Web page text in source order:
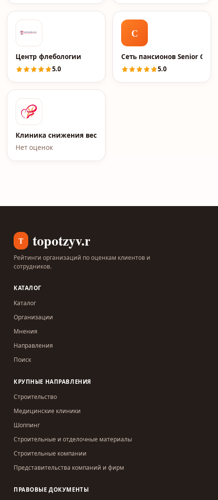
Центр флебологии
5.0
С
Сеть пансионов Senior
5.0
Клиника снижения веса Елены Малышевой
Нет оценок
T topotzyv.ru
Рейтинги организаций по оценкам клиентов и
сотрудников.
КАТАЛОГ
Каталог
Организации
Мнения
Направления
Поиск
КРУПНЫЕ НАПРАВЛЕНИЯ
Строительство
Медицинские клиники
Шоппинг
Строительные и отделочные материалы
Строительные компании
Представительства компаний и фирм
ПРАВОВЫЕ ДОКУМЕНТЫ